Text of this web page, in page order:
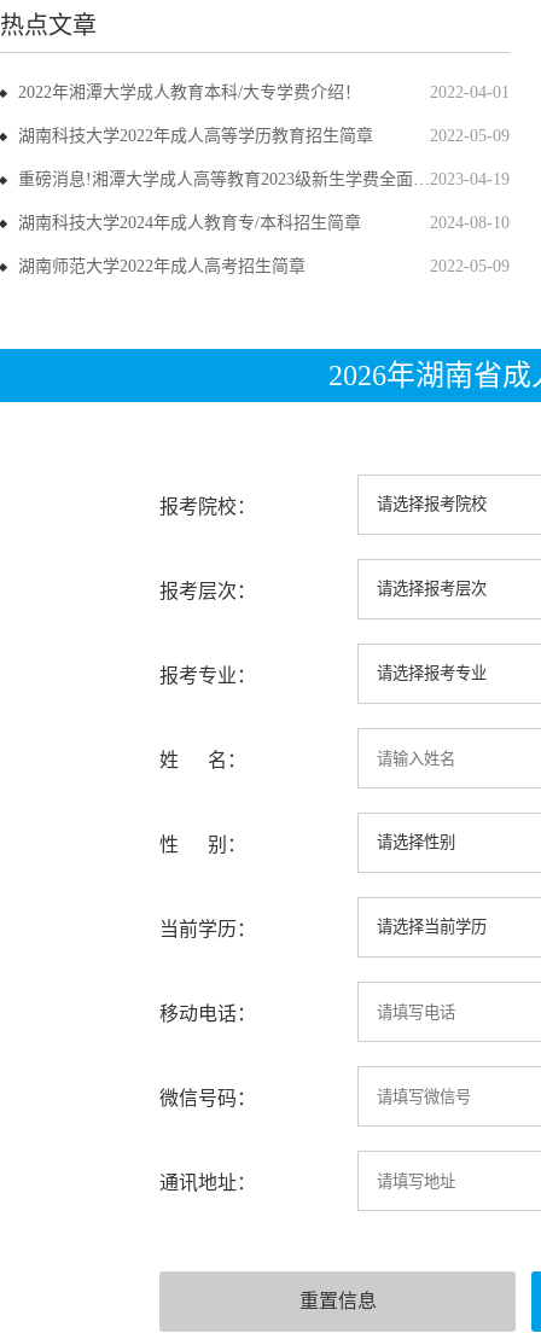
热点文章
2022-04-01
2022年湘潭大学成人教育本科/大专学费介绍！
2022-05-09
湖南科技大学2022年成人高等学历教育招生简章
2023-04-19
重磅消息!湘潭大学成人高等教育2023级新生学费全面上调
2024-08-10
湖南科技大学2024年成人教育专/本科招生简章
2022-05-09
湖南师范大学2022年成人高考招生简章
2026年湖南省
报考院校：
报考层次：
报考专业：
姓 名：
性 别：
当前学历：
移动电话：
微信号码：
通讯地址：